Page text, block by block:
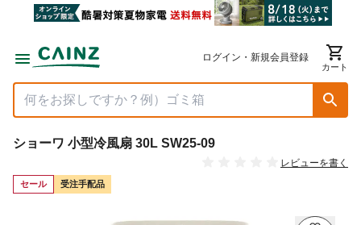
ログイン・新規会員登録
カート
ショーワ 小型冷風扇 30L SW25-09
レビューを書く
セール 受注手配品